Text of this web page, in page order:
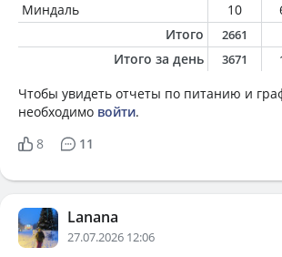
Миндаль
10
Итого
2661
Итого за день 3671
Чтобы увидеть отчеты по питанию и
необходимо войти.
8
11
Lanana
27.07.2026 12:06